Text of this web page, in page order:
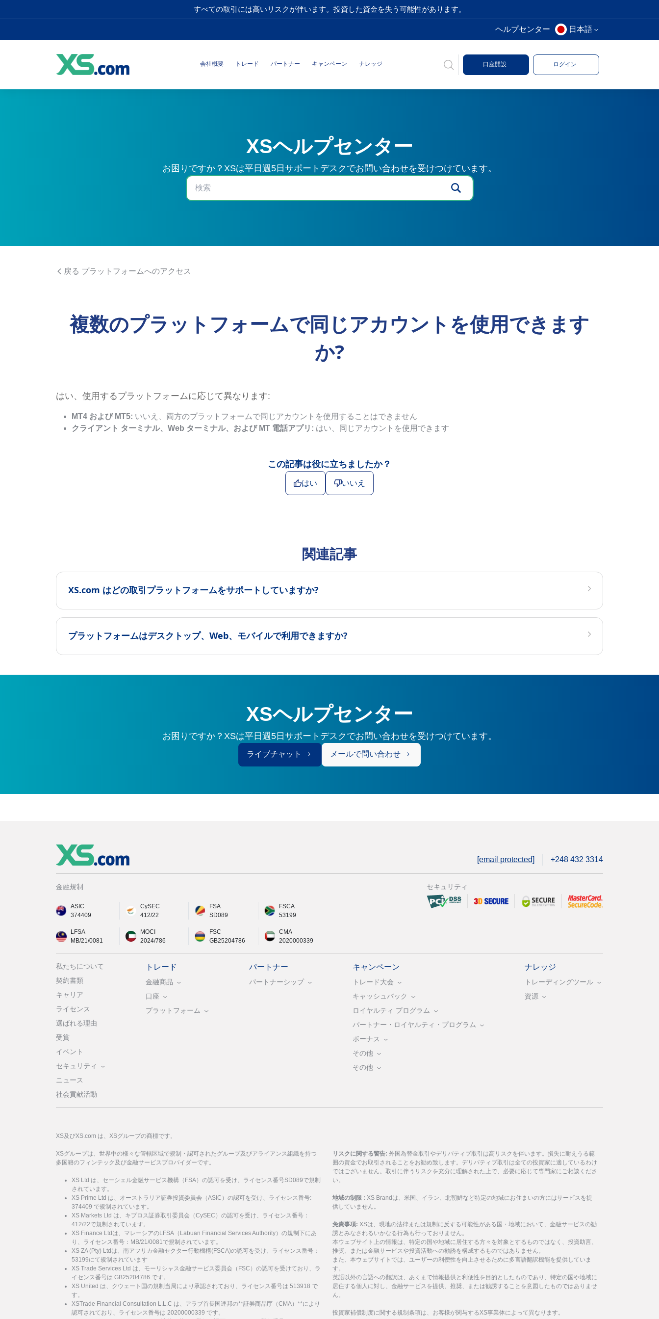
すべての取引には高いリスクが伴います。投資した資金を失う可能性があります。
ヘルプセンター 日本語
会社概要 トレード パートナー キャンペーン ナレッジ 口座開設 ログイン
XSヘルプセンター
お困りですか？XSは平日週5日サポートデスクでお問い合わせを受けつけています。
戻る プラットフォームへのアクセス
複数のプラットフォームで同じアカウントを使用できます
か?
はい、使用するプラットフォームに応じて異なります:
MT4 および MT5: いいえ、両方のプラットフォームで同じアカウントを使用することはできません
クライアント ターミナル、Web ターミナル、および MT 電話アプリ: はい、同じアカウントを使用できます
この記事は役に立ちましたか？
はい いいえ
関連記事
XS.com はどの取引プラットフォームをサポートしていますか?
プラットフォームはデスクトップ、Web、モバイルで利用できますか?
XSヘルプセンター
お困りですか？XSは平日週5日サポートデスクでお問い合わせを受けつけています。
ライブチャット メールで問い合わせ
[email protected] +248 432 3314
金融規制
ASIC
374409
CySEC
412/22
FSA
SD089
FSCA
53199
LFSA
MB/21/0081
MOCI
2024/786
FSC
GB25204786
CMA
2020000339
セキュリティ
私たちについて
契約書類
キャリア
ライセンス
選ばれる理由
受賞
イベント
セキュリティ
ニュース
社会貢献活動
トレード
金融商品
口座
プラットフォーム
パートナー
パートナーシップ
キャンペーン
トレード大会
キャッシュバック
ロイヤルティ プログラム
パートナー・ロイヤルティ・プログラム
ボーナス
その他
その他
ナレッジ
トレーディングツール
資源
XS及びXS.com は、XSグループの商標です。
XSグループは、世界中の様々な管轄区域で規制・認可されたグループ及びアライアンス組織を持つ
多国籍のフィンテック及び金融サービスプロバイダーです。
XS Ltd は、セーシェル金融サービス機構（FSA）の認可を受け、ライセンス番号SD089で規制
されています。
XS Prime Ltd は、オーストラリア証券投資委員会（ASIC）の認可を受け、ライセンス番号:
374409 で規制されています。
XS Markets Ltd は、キプロス証券取引委員会（CySEC）の認可を受け、ライセンス番号：
412/22で規制されています。
XS Finance Ltdは、マレーシアのLFSA（Labuan Financial Services Authority）の規制下にあ
り、ライセンス番号：MB/21/0081で規制されています。
XS ZA (Pty) Ltdは、南アフリカ金融セクター行動機構(FSCA)の認可を受け、ライセンス番号：
53199にて規制されています
XS Trade Services Ltd は、モーリシャス金融サービス委員会（FSC）の認可を受けており、ラ
イセンス番号は GB25204786 です。
XS United は、クウェート国の規制当局により承認されており、ライセンス番号は 513918 で
す。
XSTrade Financial Consultation L.L.C は、アラブ首長国連邦の**証券商品庁（CMA）**により
認可されており、ライセンス番号は 20200000339 です。
リスクに関する警告: 外国為替金取引やデリバティブ取引は高リスクを伴います。損失に耐えうる範
囲の資金でお取引されることをお勧め致します。デリバティブ取引は全ての投資家に適しているわけ
ではございません。取引に伴うリスクを充分に理解された上で、必要に応じて専門家にご相談くださ
い。
地域の制限 : XS Brandは、米国、イラン、北朝鮮など特定の地域にお住まいの方にはサービスを提
供していません。
免責事項: XSは、現地の法律または規制に反する可能性がある国・地域において、金融サービスの勧
誘とみなされるいかなる行為も行っておりません。
本ウェブサイト上の情報は、特定の国や地域に居住する方々を対象とするものではなく、投資助言、
推奨、または金融サービスや投資活動への勧誘を構成するものではありません。
また、本ウェブサイトでは、ユーザーの利便性を向上させるために多言語翻訳機能を提供していま
す。
英語以外の言語への翻訳は、あくまで情報提供と利便性を目的としたものであり、特定の国や地域に
居住する個人に対し、金融サービスを提供、推奨、または勧誘することを意図したものではありませ
ん。
投資家補償制度に関する規制条項は、お客様が関与するXS事業体によって異なります。